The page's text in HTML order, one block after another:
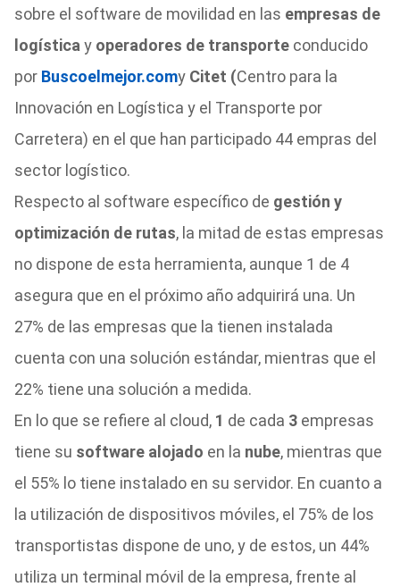
sobre el software de movilidad en las empresas de
logística yoperadores de transporteconducido
por Buscoelmejor.comy Citet (Centro para la
Innovación en Logística y el Transporte por
Carretera) en el que han participado 44 empras del
sector logístico.
Respecto al software específico de gestión y
optimización de rutas, la mitad de estas empresas
no dispone de esta herramienta, aunque 1 de 4
asegura que en el próximo año adquirirá una. Un
27% de las empresas que la tienen instalada
cuenta con una solución estándar, mientras que el
22% tiene una solución a medida.
En lo que se refiere al cloud, 1 de cada 3empresas
tiene su software alojado en la nube, mientras que
el 55% lo tiene instalado en su servidor. En cuanto a
la utilización de dispositivos móviles, el 75% de los
transportistas dispone de uno, y de estos, un 44%
utiliza un terminal móvil de la empresa, frente al